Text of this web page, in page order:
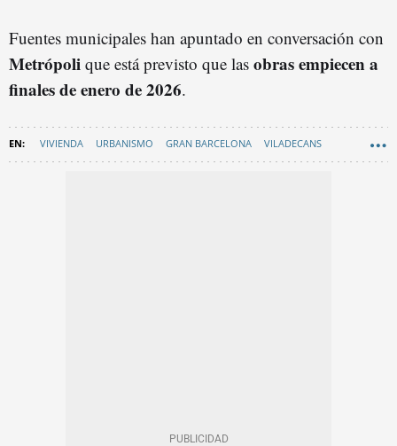
Fuentes municipales han apuntado en conversación con
Metrópoli que está previsto que las obras empiecen a
finales de enero de 2026.
VIVIENDA URBANISMO GRAN BARCELONA VILADECANS